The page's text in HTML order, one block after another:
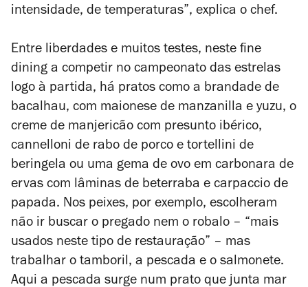
intensidade, de temperaturas”, explica o chef.
Entre liberdades e muitos testes, neste fine
dining a competir no campeonato das estrelas
logo à partida, há pratos como a brandade de
bacalhau, com maionese de manzanilla e yuzu, o
creme de manjericão com presunto ibérico,
cannelloni de rabo de porco e tortellini de
beringela ou uma gema de ovo em carbonara de
ervas com lâminas de beterraba e carpaccio de
papada. Nos peixes, por exemplo, escolheram
não ir buscar o pregado nem o robalo – “mais
usados neste tipo de restauração” – mas
trabalhar o tamboril, a pescada e o salmonete.
Aqui a pescada surge num prato que junta mar